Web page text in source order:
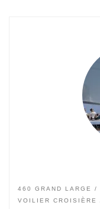
460 GRAND LARGE
VOILIER CROISIÈRE